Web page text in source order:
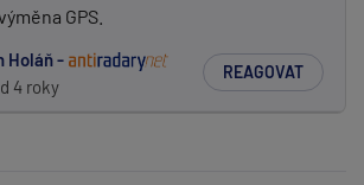
GPS.
Holáň -
4 roky
REAGOVAT